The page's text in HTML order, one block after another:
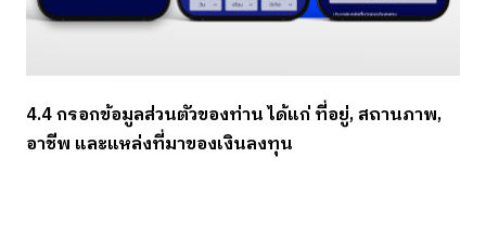
4.4 กรอกข้อมูลส่วนตัวของท่าน ได้แก่ ที่อยู่, สถานภาพ,
อาชีพ และแหล่งที่มาของเงินลงทุน